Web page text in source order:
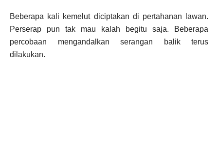
Beberapa kali kemelut diciptakan di pertahanan lawan.
Perserap pun tak mau kalah begitu saja. Beberapa
percobaan mengandalkan serangan balik terus
dilakukan.